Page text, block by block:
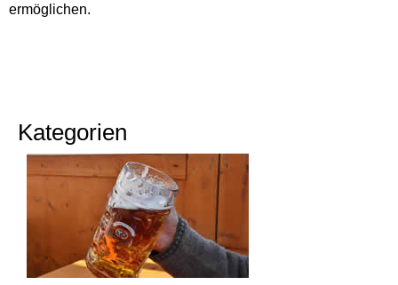
ermöglichen.
Kategorien